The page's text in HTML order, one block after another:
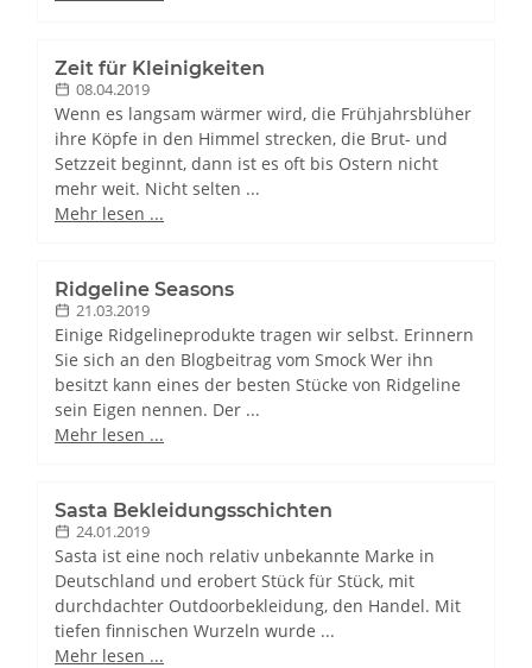
Zeit für Kleinigkeiten
08.04.2019
Wenn es langsam wärmer wird, die Frühjahrsblüher
ihre Köpfe in den Himmel strecken, die Brut- und
Setzzeit beginnt, dann ist es oft bis Ostern nicht
mehr weit. Nicht selten ...
Mehr lesen ...
Ridgeline Seasons
21.03.2019
Einige Ridgelineprodukte tragen wir selbst. Erinnern
Sie sich an den Blogbeitrag vom Smock Wer ihn
besitzt kann eines der besten Stücke von Ridgeline
sein Eigen nennen. Der ...
Mehr lesen ...
Sasta Bekleidungsschichten
24.01.2019
Sasta ist eine noch relativ unbekannte Marke in
Deutschland und erobert Stück für Stück, mit
durchdachter Outdoorbekleidung, den Handel. Mit
tiefen finnischen Wurzeln wurde ...
Mehr lesen ...